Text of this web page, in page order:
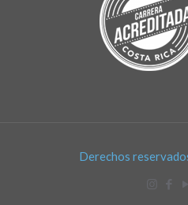
Derechos